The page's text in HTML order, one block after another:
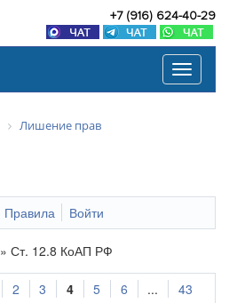
+7 (916) 624-40-29
Toggle
Лишение прав
Правила Войти
» Ст. 12.8 КоАП РФ
2 3 4 5 6 ...
43